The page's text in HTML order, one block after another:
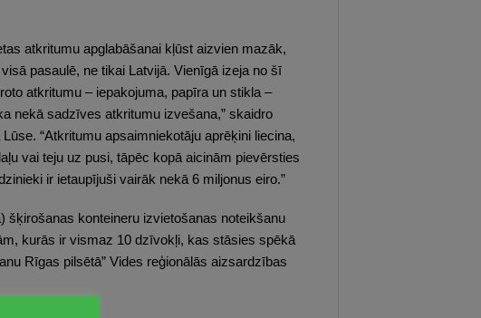
atkritumu apglabāšanai kļūst aizvien mazāk,
pasaulē, ne tikai Latvijā. Vienīgā izeja no šī
atkritumu – iepakojuma, papīra un stikla –
nekā sadzīves atkritumu izvešana,” skaidro
“Atkritumu apsaimniekotāju aprēķini liecina,
vai teju uz pusi, tāpēc kopā aicinām pievērsties
ir ietaupījuši vairāk nekā 6 miljonus eiro.”
šķirošanas konteineru izvietošanas noteikšanu
kurās ir vismaz 10 dzīvokļi, kas stāsies spēkā
Rīgas pilsētā” Vides reģionālās aizsardzības